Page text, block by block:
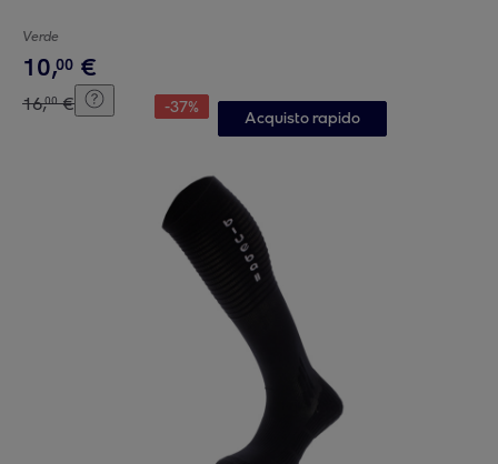
Verde
10,00 €
16,00 € -37%
Acquisto rapido